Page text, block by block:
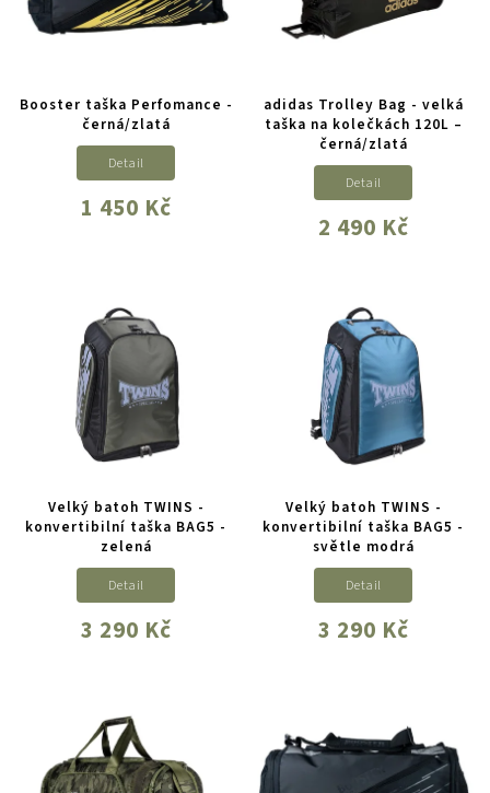
Booster taška Perfomance -
černá/zlatá
1 450 Kč
Detail
adidas Trolley Bag - velká
taška na kolečkách 120L –
černá/zlatá
2 490 Kč
Detail
Velký batoh TWINS -
konvertibilní taška BAG5 -
zelená
3 290 Kč
Detail
Velký batoh TWINS -
konvertibilní taška BAG5 -
světle modrá
3 290 Kč
Detail